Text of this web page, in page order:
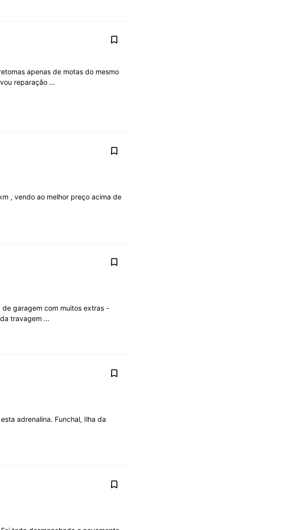
apenas de motas do mesmo
reparação …
, vendo ao melhor preço acima de
garagem com muitos extras -
travagem …
adrenalina. Funchal, Ilha da